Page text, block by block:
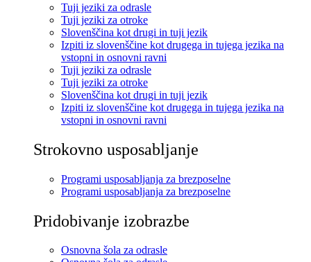
Tuji jeziki za odrasle
Tuji jeziki za otroke
Slovenščina kot drugi in tuji jezik
Izpiti iz slovenščine kot drugega in tujega jezika na
vstopni in osnovni ravni
Tuji jeziki za odrasle
Tuji jeziki za otroke
Slovenščina kot drugi in tuji jezik
Izpiti iz slovenščine kot drugega in tujega jezika na
vstopni in osnovni ravni
Strokovno usposabljanje
Programi usposabljanja za brezposelne
Programi usposabljanja za brezposelne
Pridobivanje izobrazbe
Osnovna šola za odrasle